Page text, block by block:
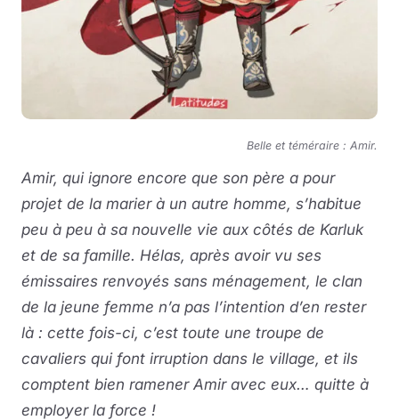
Belle et téméraire : Amir.
Amir, qui ignore encore que son père a pour
projet de la marier à un autre homme, s’habitue
peu à peu à sa nouvelle vie aux côtés de Karluk
et de sa famille. Hélas, après avoir vu ses
émissaires renvoyés sans ménagement, le clan
de la jeune femme n’a pas l’intention d’en rester
là : cette fois-ci, c’est toute une troupe de
cavaliers qui font irruption dans le village, et ils
comptent bien ramener Amir avec eux… quitte à
employer la force !